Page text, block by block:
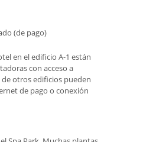
(de pago)
en el edificio A-1 están
con acceso a
otros edificios pueden
de pago o conexión